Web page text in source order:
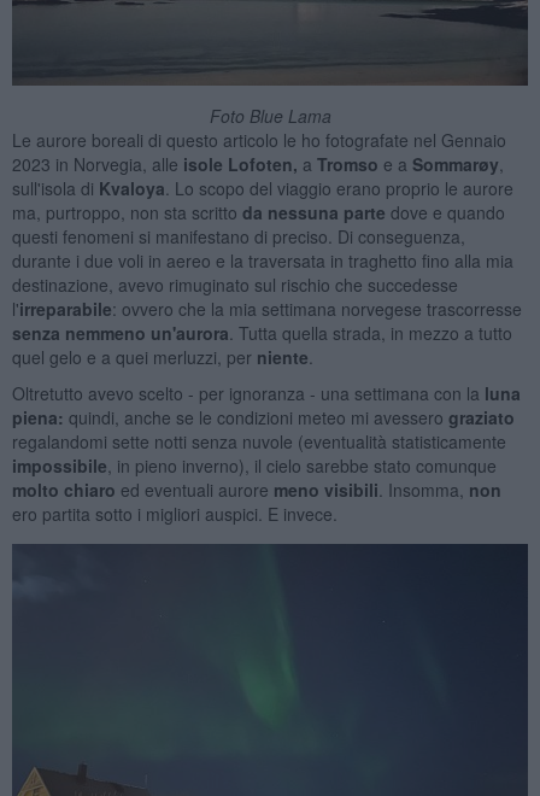
Foto Blue Lama
Le aurore boreali di questo articolo le ho fotografate nel Gennaio
2023 in Norvegia, alle isole Lofoten, a Tromso e a Sommarøy
sull'isola di Kvaloya . Lo scopo del viaggio erano proprio le aurore
ma, purtroppo, non sta scritto da nessuna parte dove e quando
questi fenomeni si manifestano di preciso. Di conseguenza,
durante i due voli in aereo e la traversata in traghetto fino alla mia
destinazione, avevo rimuginato sul rischio che succedesse
l'irreparabile: ovvero che la mia settimana norvegese trascorresse
senza nemmeno un'aurora . Tutta quella strada, in mezzo a tutto
quel gelo e a quei merluzzi, per niente
Oltretutto avevo scelto - per ignoranza - una settimana con la luna
piena: quindi, anche se le condizioni meteo mi avessero graziato
regalandomi sette notti senza nuvole (eventualità statisticamente
impossibile , in pieno inverno), il cielo sarebbe stato comunque
molto chiaro ed eventuali aurore meno visibili . Insomma, non
ero partita sotto i migliori auspici. E invece.